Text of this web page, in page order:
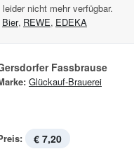
nicht mehr verfügbar.
Bier, REWE, EDEKA
Fassbrause
Glückauf-Brauerei
€ 7,20